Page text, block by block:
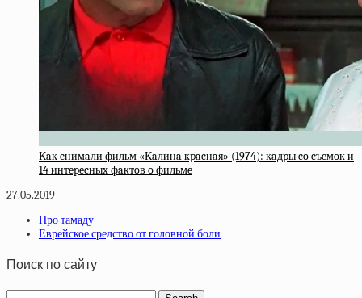
Кaк cнимaли фильм «Кaлинa кpacнaя» (1974): кaдpы co cъeмoк и
14 интepecныx фaктoв o фильмe
27.05.2019
Про тамаду
Еврейское средство от головной боли
Поиск по сайту